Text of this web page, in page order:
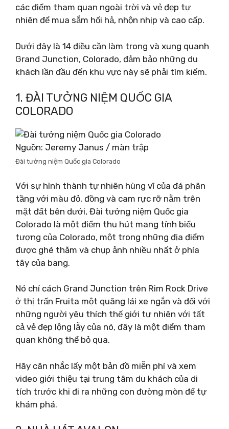
các điểm tham quan ngoài trời và vẻ đẹp tự
nhiên để mua sắm hối hả, nhộn nhịp và cao cấp.
Dưới đây là 14 điều cần làm trong và xung quanh
Grand Junction, Colorado, đảm bảo những du
khách lần đầu đến khu vực này sẽ phải tìm kiếm.
1. ĐÀI TƯỞNG NIỆM QUỐC GIA
COLORADO
Nguồn: Jeremy Janus / màn trập
Đài tưởng niệm Quốc gia Colorado
Với sự hình thành tự nhiên hùng vĩ của đá phân
tầng với màu đỏ, đồng và cam rực rỡ nằm trên
mặt đất bên dưới, Đài tưởng niệm Quốc gia
Colorado là một điểm thu hút mang tính biểu
tượng của Colorado, một trong những địa điểm
được ghé thăm và chụp ảnh nhiều nhất ở phía
tây của bang.
Nó chỉ cách Grand Junction trên Rim Rock Drive
ở thị trấn Fruita một quãng lái xe ngắn và đối với
những người yêu thích thế giới tự nhiên với tất
cả vẻ đẹp lộng lẫy của nó, đây là một điểm tham
quan không thể bỏ qua.
Hãy cân nhắc lấy một bản đồ miễn phí và xem
video giới thiệu tại trung tâm du khách của di
tích trước khi đi ra những con đường mòn để tự
khám phá.